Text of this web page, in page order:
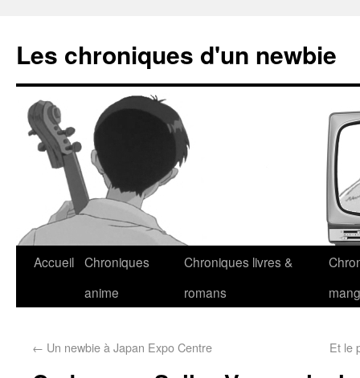
Les chroniques d'un newbie
Accueil Chroniques
anime
Chroniques livres &
romans
← Un newbie à Japan Expo Centre Et le